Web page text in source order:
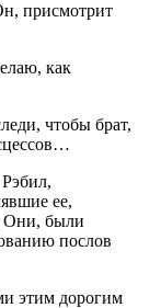
присмотрит
как
чтобы брат,
ее,
Они, были
послов
этим дорогим